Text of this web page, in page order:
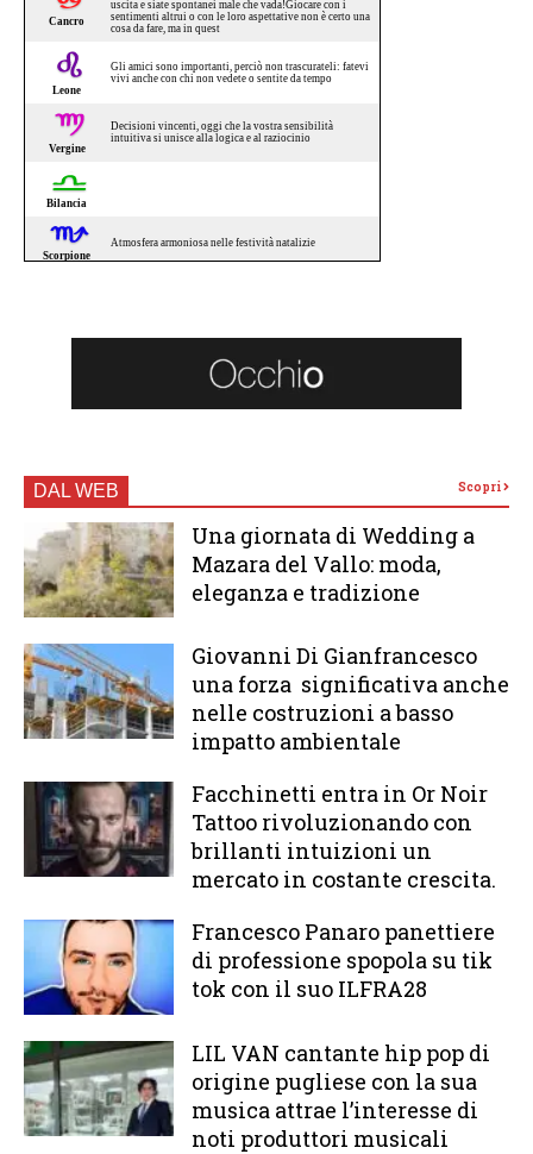
DAL WEB Scopri
Una giornata di Wedding a
Mazara del Vallo: moda,
eleganza e tradizione
Giovanni Di Gianfrancesco
una forza significativa anche
nelle costruzioni a basso
impatto ambientale
Facchinetti entra in Or Noir
Tattoo rivoluzionando con
brillanti intuizioni un
mercato in costante crescita.
Francesco Panaro panettiere
di professione spopola su tik
tok con il suo ILFRA28
LIL VAN cantante hip pop di
origine pugliese con la sua
musica attrae l’interesse di
noti produttori musicali